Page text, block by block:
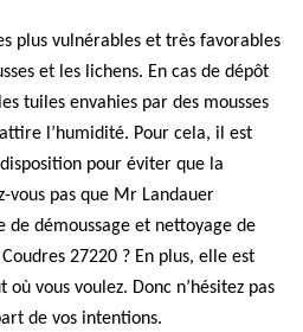
plus vulnérables et très favorables
et les lichens. En cas de dépôt
tuiles envahies par des mousses
l’humidité. Pour cela, il est
pour éviter que la
vous pas que Mr Landauer
de démoussage et nettoyage de
27220 ? En plus, elle est
vous voulez. Donc n’hésitez pas
de vos intentions.